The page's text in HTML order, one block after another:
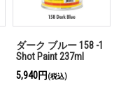
ダーク ブルー 158 -1
Shot Paint 237ml
5,940円 (税込)